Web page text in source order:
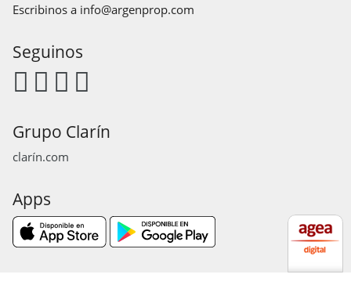
Escribinos a info@argenprop.com
Seguinos
Grupo Clarín
clarín.com
Apps